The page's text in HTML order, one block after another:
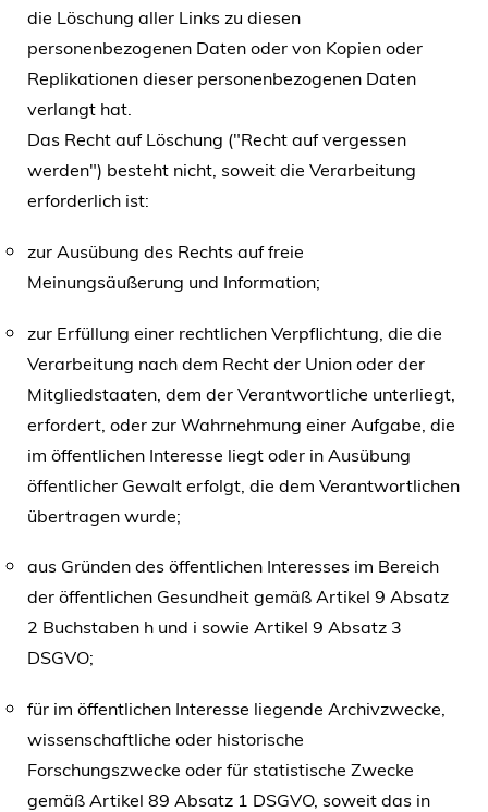
die Löschung aller Links zu diesen
personenbezogenen Daten oder von Kopien oder
Replikationen dieser personenbezogenen Daten
verlangt hat.
Das Recht auf Löschung ("Recht auf vergessen
werden") besteht nicht, soweit die Verarbeitung
erforderlich ist:
zur Ausübung des Rechts auf freie
Meinungsäußerung und Information;
zur Erfüllung einer rechtlichen Verpflichtung, die die
Verarbeitung nach dem Recht der Union oder der
Mitgliedstaaten, dem der Verantwortliche unterliegt,
erfordert, oder zur Wahrnehmung einer Aufgabe, die
im öffentlichen Interesse liegt oder in Ausübung
öffentlicher Gewalt erfolgt, die dem Verantwortlichen
übertragen wurde;
aus Gründen des öffentlichen Interesses im Bereich
der öffentlichen Gesundheit gemäß Artikel 9 Absatz
2 Buchstaben h und i sowie Artikel 9 Absatz 3
DSGVO;
für im öffentlichen Interesse liegende Archivzwecke,
wissenschaftliche oder historische
Forschungszwecke oder für statistische Zwecke
gemäß Artikel 89 Absatz 1 DSGVO, soweit das in